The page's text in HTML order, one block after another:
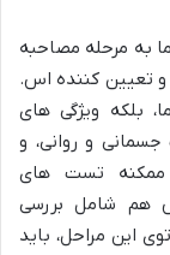
به مرحله مصاحبه
تعیین کننده اس.
بلکه ویژگی های
و روانی، و
ممکنه تست های
هم شامل بررسی
این مراحل، باید